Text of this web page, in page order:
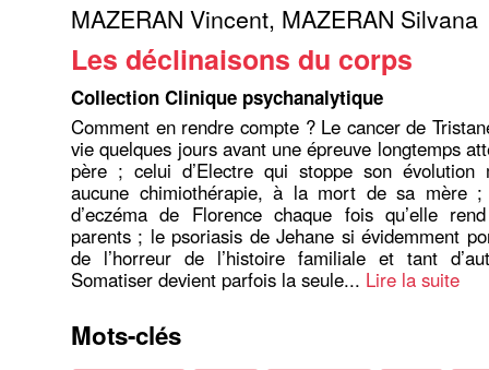
MAZERAN Vincent, MAZERAN Silvana
Les déclinaisons du corps
Collection Clinique psychanalytique
Comment en rendre compte ? Le cancer de
vie quelques jours avant une épreuve longtemps
père ; celui d’Electre qui stoppe son évolution
aucune chimiothérapie, à la mort de sa mère ;
d’eczéma de Florence chaque fois qu’elle
parents ; le psoriasis de Jehane si évidemment
de l’horreur de l’histoire familiale et tant
Somatiser devient parfois la seule... Lire la suite
Mots-clés